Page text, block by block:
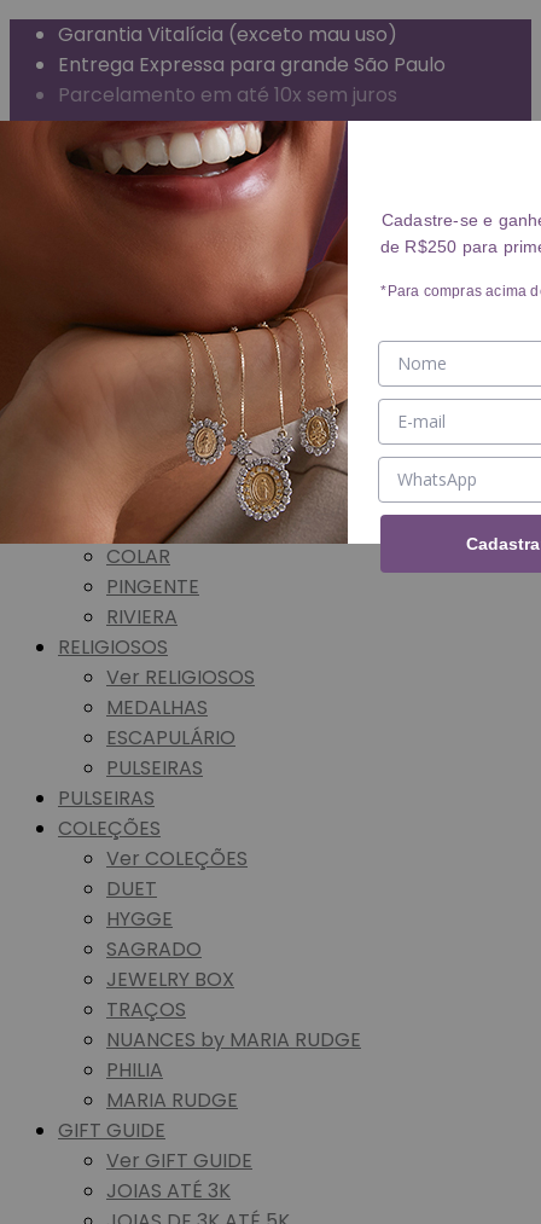
Garantia Vitalícia (exceto mau uso)
Entrega Expressa para grande São Paulo
Parcelamento em até 10x sem juros
Frete Grátis para todo o Brasil
ALIANÇA
BRINCOS
Ver BRINCOS
ARGOLA
PIERCING
COLARES
Ver COLARES
COLAR
PINGENTE
RIVIERA
RELIGIOSOS
Ver RELIGIOSOS
MEDALHAS
ESCAPULÁRIO
PULSEIRAS
PULSEIRAS
COLEÇÕES
Ver COLEÇÕES
DUET
HYGGE
SAGRADO
JEWELRY BOX
TRAÇOS
NUANCES by MARIA RUDGE
PHILIA
MARIA RUDGE
GIFT GUIDE
Ver GIFT GUIDE
JOIAS ATÉ 3K
Cadastre-se e
de R$250 para
*Para compras acima